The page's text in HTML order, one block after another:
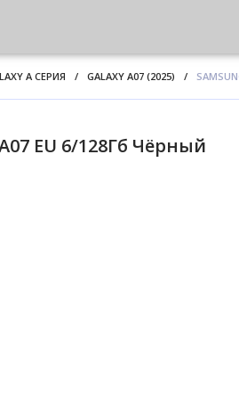
A СЕРИЯ / GALAXY A07 (2025) /
EU 6/128Гб Чёрный